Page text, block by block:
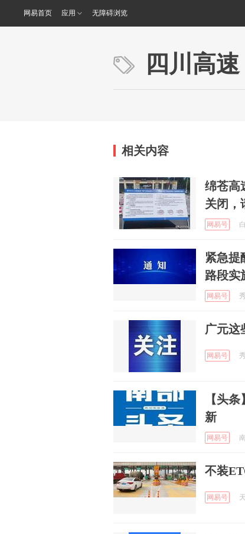
网易首页 应用 无障碍浏览
四川高速
相关内容
绵苍高
关闭，
网易号
紧急提
路段实
网易号
广元这
网易号
【头
新
网易号
不装
网易号